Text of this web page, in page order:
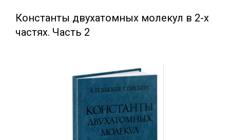
Акции и скидки
Константы двухатомных молекул в 2-х
частях. Часть 2